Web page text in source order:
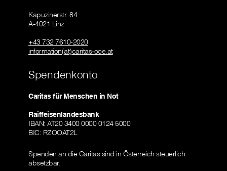
Kapuzinerstr. 84
A-4021 Linz
+43 732 7610-2020
information(at)caritas-ooe.at
Spendenkonto
Caritas für Menschen in Not
Raiffeisenlandesbank
IBAN: AT20 3400 0000 0124 5000
BIC: RZOOAT2L
Spenden an die Caritas sind in Österreich steuerlich
absetzbar.